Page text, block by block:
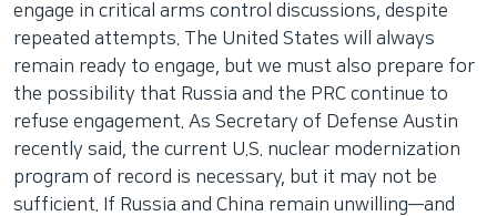
engage in critical arms control discussions, despite
repeated attempts. The United States will always
remain ready to engage, but we must also prepare for
the possibility that Russia and the PRC continue to
refuse engagement. As Secretary of Defense Austin
recently said, the current U.S. nuclear modernization
program of record is necessary, but it may not be
sufficient. If Russia and China remain unwilling—and